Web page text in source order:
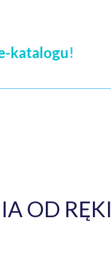
katalogu!
OD RĘKI